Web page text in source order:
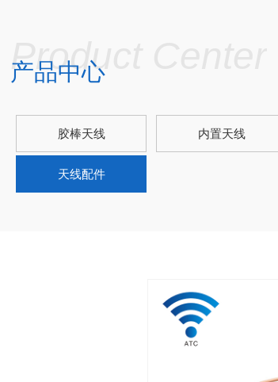
Product Center
产品中心
胶棒天线 内置天线
天线配件